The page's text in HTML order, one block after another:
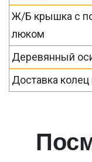
Ж/Б крышка с
люком
Деревянный
Доставка